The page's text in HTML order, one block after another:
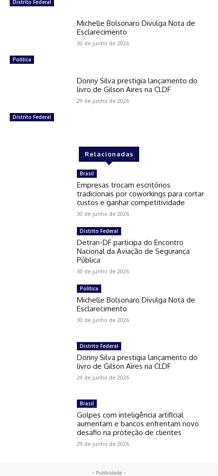
Distrito Federal
Política
Michelle Bolsonaro Divulga Nota de
Esclarecimento
30 de junho de 2026
Distrito Federal
Donny Silva prestigia lançamento do
livro de Gilson Aires na CLDF
29 de junho de 2026
Relacionadas
Brasil
Empresas trocam escritórios
tradicionais por coworkings para cortar
custos e ganhar competitividade
30 de junho de 2026
Distrito Federal
Detran-DF participa do Encontro
Nacional da Aviação de Segurança
Pública
30 de junho de 2026
Política
Michelle Bolsonaro Divulga Nota de
Esclarecimento
30 de junho de 2026
Distrito Federal
Donny Silva prestigia lançamento do
livro de Gilson Aires na CLDF
29 de junho de 2026
Brasil
Golpes com inteligência artificial
aumentam e bancos enfrentam novo
desafio na proteção de clientes
29 de junho de 2026
- Publicidade -